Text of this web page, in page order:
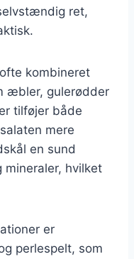
ret,
kombineret
æbler, gulerødder
tilføjer både
mere
en sund
mineraler, hvilket
er
perlespelt, som